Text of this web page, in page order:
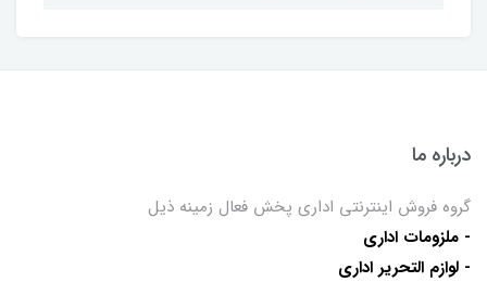
درباره ما
گروه فروش اینترنتی اداری پخش فعال زمینه ذیل
- ملزومات اداری
- لوازم التحریر اداری